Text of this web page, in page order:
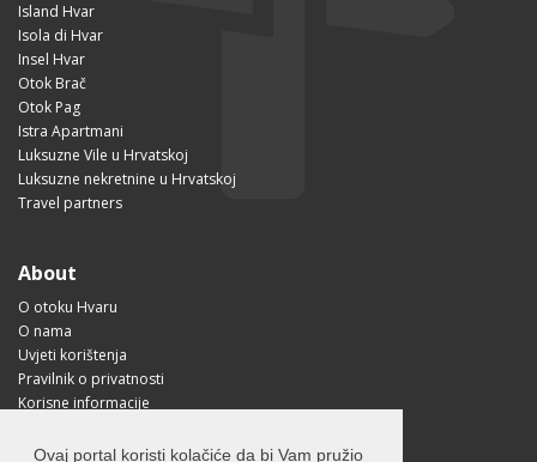
Ovaj portal koristi kolačiće da bi Vam pružio
Island Hvar
Isola di Hvar
Insel Hvar
Otok Brač
Otok Pag
Istra Apartmani
Luksuzne Vile u Hrvatskoj
Luksuzne nekretnine u Hrvatskoj
Travel partners
About
O otoku Hvaru
O nama
Uvjeti korištenja
Pravilnik o privatnosti
Korisne informacije
Free Mobile App